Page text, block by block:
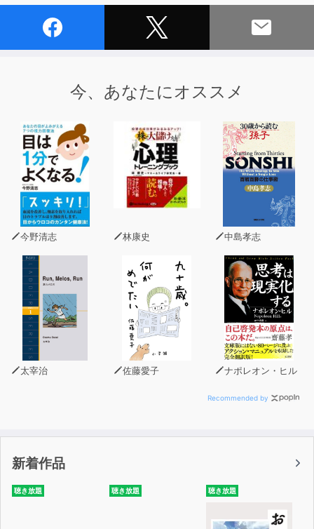
今、あなたにオススメ
今野清志 林康史 中島孝志
太宰治 佐藤愛子 ナポレオン・ヒル
Recommended by
新着作品
聴き放題 聴き放題 聴き放題